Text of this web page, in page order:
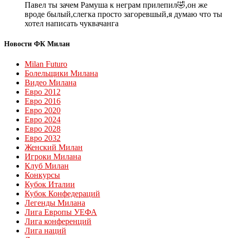
Павел ты зачем Рамуша к неграм прилепил🤣,он же
вроде былый,слегка просто загоревшый,я думаю что ты
хотел написать чуквачанга
Новости ФК Милан
Milan Futuro
Болельщики Милана
Видео Милана
Евро 2012
Евро 2016
Евро 2020
Евро 2024
Евро 2028
Евро 2032
Женский Милан
Игроки Милана
Клуб Милан
Конкурсы
Кубок Италии
Кубок Конфедераций
Легенды Милана
Лига Европы УЕФА
Лига конференций
Лига наций